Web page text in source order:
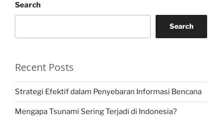
Search
Search
Recent Posts
Strategi Efektif dalam Penyebaran Informasi Bencana
Mengapa Tsunami Sering Terjadi di Indonesia?